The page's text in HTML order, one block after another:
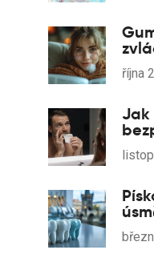
října
Jak
to